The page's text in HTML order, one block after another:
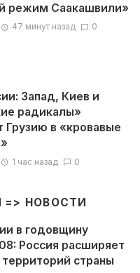
режим Саакашвили»
47 минут назад 0
Запад, Киев и
радикалы»
Грузию в «кровавые
1 час назад 0
НОВОСТИ
в годовщину
Россия расширяет
страны